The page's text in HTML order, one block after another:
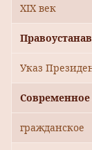
XIX век
Указ
Современное
гражданское